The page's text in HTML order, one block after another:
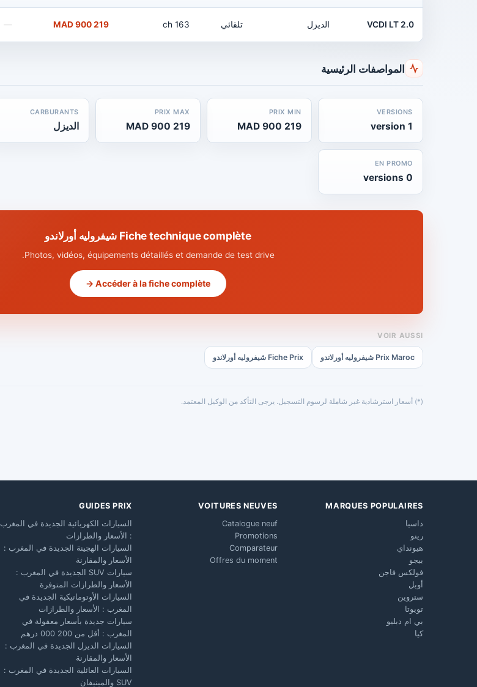
2.0 VCDI LT الديزل تلقائي 163 ch
219 900 MAD
—
المواصفات الرئيسية
VERSIONS
1 version
PRIX MIN
219 900 MAD
PRIX MAX
219 900 MAD
CARBURANTS
الديزل
EN PROMO
0 versions
Fiche technique complète شيفروليه أورلاندو
Photos, vidéos, équipements détaillés et demande de test drive.
Accéder à la fiche complète →
VOIR AUSSI
Prix Maroc شيفروليه أورلاندو Fiche Prix شيفروليه أورلاندو
(*) أسعار استرشادية غير شاملة لرسوم التسجيل. يرجى التأكد من الوكيل المعتمد.
MARQUES POPULAIRES
داسيا
رينو
هيونداي
بيجو
فولكس فاجن
أوبل
ستروين
تويوتا
بي ام دبليو
كيا
VOITURES NEUVES
Catalogue neuf
Promotions
Comparateur
Offres du moment
GUIDES PRIX
السيارات الكهربائية الجديدة في المغرب
: الأسعار والطرازات
السيارات الهجينة الجديدة في المغرب :
الأسعار والمقارنة
سيارات SUV الجديدة في المغرب :
الأسعار والطرازات المتوفرة
السيارات الأوتوماتيكية الجديدة في
المغرب : الأسعار والطرازات
سيارات جديدة بأسعار معقولة في
المغرب : أقل من 200 000 درهم
السيارات الديزل الجديدة في المغرب :
الأسعار والمقارنة
السيارات العائلية الجديدة في المغرب :
SUV والمينيفان